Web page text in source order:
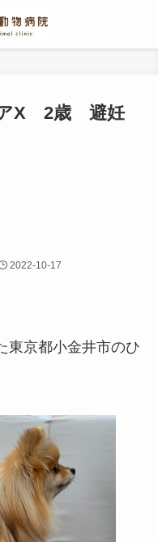
X 2歳 避妊
2022-10-17
東京都小金井市のひ